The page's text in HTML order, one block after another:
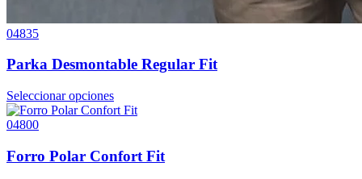
04835
Parka Desmontable Regular Fit
Seleccionar opciones
04800
Forro Polar Confort Fit